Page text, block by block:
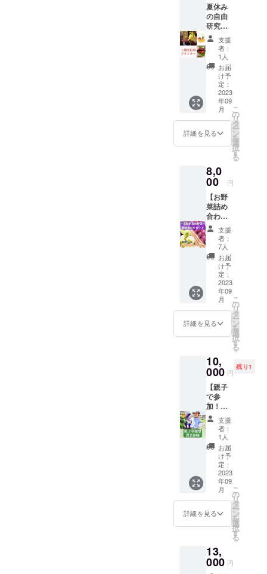
夏休み
の自由
研究に
もオス
スメ！
【土壌
改良剤
プラン
ターで
お気軽
自宅菜
園】 宮
崎県串
間市で
実際に
農家さ
用して
いただ
いてい
る土壌
改良剤
入りの
土を
使った
プラン
ター栽
培の
キット
が届き
ます！
食育の
重要性
が囁か
一緒
に”実際
に野菜
が育つ
様子”を
観察し
てみて
はいか
がで
しょう
か？プ
ロの農
家さん
のアド
バイス
も受け
ながら
ので、
初めて
の方で
支援
者：
1人
お届
け予
定：
2023
年09
月
詳細を見る
こ
の
リ
タ
ー
ン
を
選
択
す
る
8,0
00 円
【お野
菜詰め
合わせ3
種類
セッ
ト】宮
崎県産
土壌改
良剤を
配合し
た土で
育てた
美味し
いお野
菜詰め
合わせ3
セット
合計
2.5kg［
例サツ
マイモ
1kg,ゴ
ボウ
500g,玉
ねぎ
1kg］|
宮崎県
クール
便にて
お届け
※季節の
野菜を
詰め合
ます。※
画像は
イメー
支援
者：
7人
お届
け予
定：
2023
年09
月
詳細を見る
こ
の
リ
タ
ー
ン
を
選
択
す
る
10,
000 円
残り1
【親子
で参
加！農
業体
験】 宮
崎県串
間市で
実際に
農業体
験がで
きるリ
ターン
です！
食育の
重要性
が囁か
代で、
実際に
土に触
支援
者：
1人
お届
け予
定：
2023
年09
月
詳細を見る
こ
の
リ
タ
ー
ン
を
選
択
す
る
13,
000 円